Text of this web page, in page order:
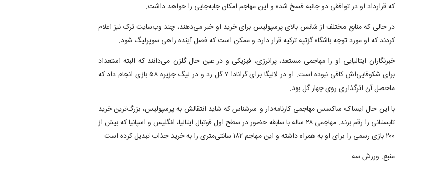
که قرارداد او در توافقی دو جانبه فسخ شده و این مهاجم امکان جابه‌جایی را خواهد داشت.
در حالی که منابع مختلف از شانس بالای پرسپولیس برای خرید او خبر می‌دهند، چند وب‌سایت ترک نیز اعلام
کردند که او مورد توجه باشگاه گزتپه ترکیه قرار دارد و ممکن است که فصل آینده راهی سوپرلیگ شود.
خبرنگاران ایتالیایی او را مهاجمی مستعد، پرانرژی، فیزیکی و در عین حال گلزن می‌دانند که البته استعداد
برای شکوفایی‌اش کافی نبوده است. او در لالیگا برای گرانادا ۷ گل زد و در لیگ جزیره ۵۸ بازی انجام داد که
ماحصل آن اثرگذاری روی چهار گل بود.
با این حال ایساک ساکسس مهاجمی کارنامه‌دار و سرشناس که شاید انتقالش به پرسپولیس، بزرگ‌ترین خرید
تابستانی را رقم بزند. مهاجمی ۲۸ ساله با سابقه حضور در سطح اول فوتبال ایتالیا، انگلیس و اسپانیا که بیش از
۲۰۰ بازی رسمی را برای او به همراه داشته و این مهاجم ۱۸۲ سانتی‌متری را به خرید جذاب تبدیل کرده است.
منبع: ورزش سه